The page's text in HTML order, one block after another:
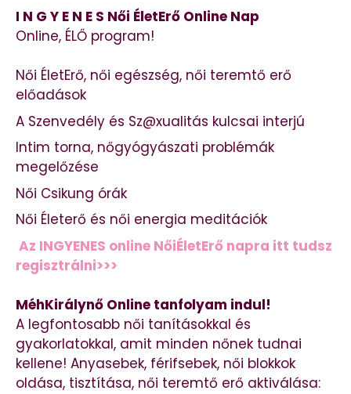
I N G Y E N E S Női ÉletErő Online Nap
Online, ÉLŐ program!
Női ÉletErő, női egészség, női teremtő erő
előadások
A Szenvedély és Sz@xualitás kulcsai interjú
Intim torna, nőgyógyászati problémák
megelőzése
Női Csikung órák
Női Életerő és női energia meditációk
Az INGYENES online NőiÉletErő napra itt tudsz
regisztrálni>>>
MéhKirálynő Online tanfolyam indul!
A legfontosabb női tanításokkal és
gyakorlatokkal, amit minden nőnek tudnai
kellene! Anyasebek, férifsebek, női blokkok
oldása, tisztítása, női teremtő erő aktiválása: